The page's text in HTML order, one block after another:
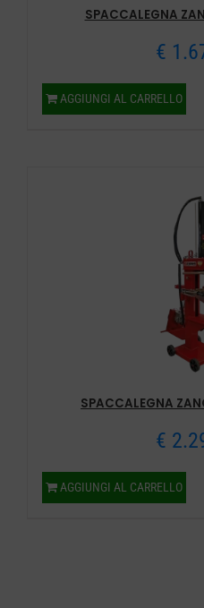
SPACCALEGNA
€
AGGIUNGI AL CARRELLO
SPACCALEGNA
€
AGGIUNGI AL CARRELLO